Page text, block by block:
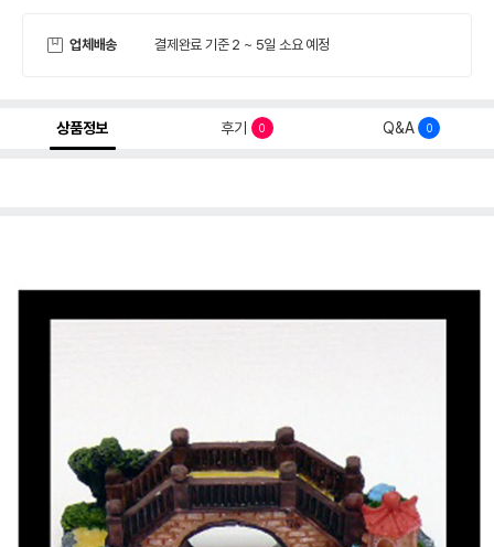
업체배송 결제완료 기준 2 ~ 5일 소요 예정
상품정보 후기 0 Q&A 0